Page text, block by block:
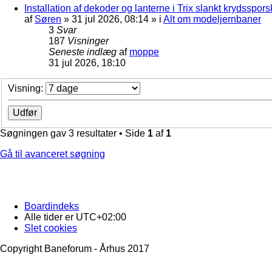
Installation af dekoder og lanterne i Trix slankt
af Søren » 31 jul 2026, 08:14 » i Alt om modeljernbaner
3 Svar
187 Visninger
Seneste indlæg af moppe
31 jul 2026, 18:10
Visning:
Søgningen gav 3 resultater • Side 1 af 1
Gå til avanceret søgning
Boardindeks
Alle tider er UTC+02:00
Slet cookies
Copyright Baneforum - Århus 2017